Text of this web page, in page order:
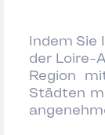
Indem Sie
der Loire-
Region
Städten